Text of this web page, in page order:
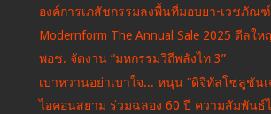
องค์การเภสัชกรรมลงพื้นที่มอบยา-เวชภัณ
Modernform The Annual Sale 2025​ ดีลใ
พอช. จัดงาน “มหกรรมวิถีพลังไท 3”
เบาหวานอย่าเบาใจ... หนุน “ดิจิทัลโซลูชัน
ไอคอนสยาม ร่วมฉลอง 60 ปี ความสัมพันธ์